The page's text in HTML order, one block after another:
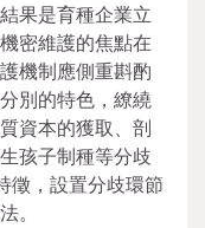
果是育種企業立
密維護的焦點在
機制應側重斟酌
別的特色，繚繞
資本的獲取、剖
孩子制種等分歧
徵，設置分歧環節
。